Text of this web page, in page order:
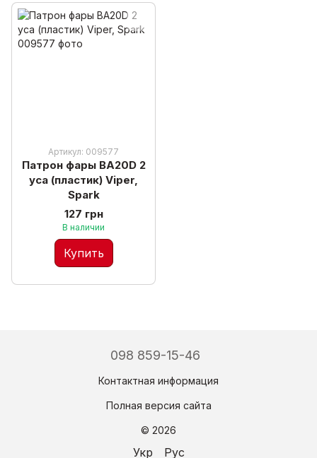
Артикул: 009577
Патрон фары BA20D 2
уса (пластик) Viper,
Spark
127 грн
В наличии
Купить
098 859-15-46
Контактная информация
Полная версия сайта
© 2026
Укр Рус